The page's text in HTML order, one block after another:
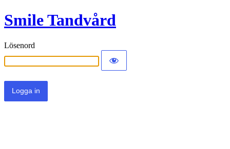
Smile Tandvård
Lösenord